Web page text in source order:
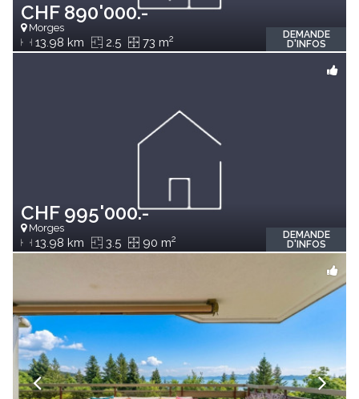
CHF 890'000.-
Morges
13.98 km 2.5 73 m2
DEMANDE
D'INFOS
CHF 995'000.-
Morges
13.98 km 3.5 90 m2
DEMANDE
D'INFOS